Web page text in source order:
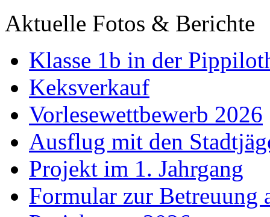
Aktuelle Fotos & Berichte
Klasse 1b in der
Keksverkauf
Vorlesewettbewerb 2026
Ausflug mit den
Projekt im 1. Jahrgang
Formular zur Betreuung